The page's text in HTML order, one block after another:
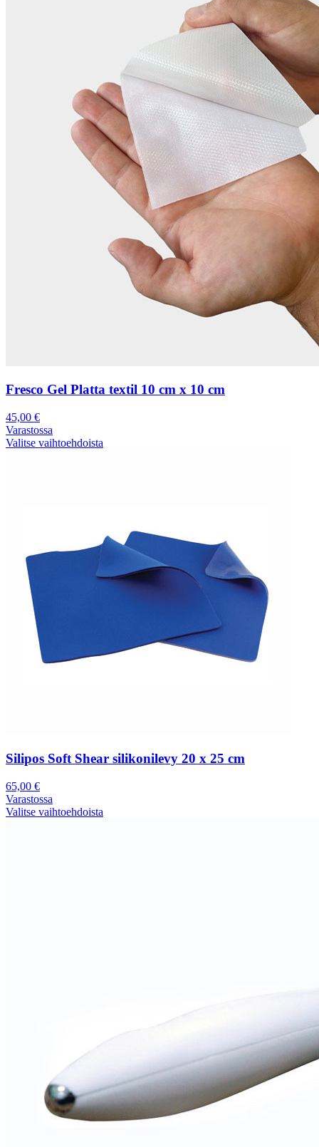
Fresco Gel Platta textil 10 cm x 10 cm
45,00 €
Varastossa
Valitse vaihtoehdoista
Silipos Soft Shear silikonilevy 20 x 25 cm
65,00 €
Varastossa
Valitse vaihtoehdoista